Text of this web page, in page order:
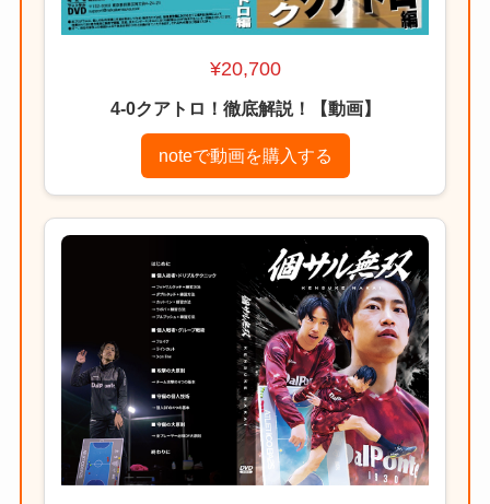
¥20,700
4-0クアトロ！徹底解説！【動画】
noteで動画を購入する